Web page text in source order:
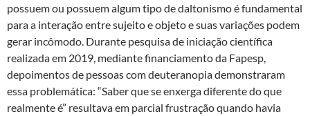
possuem ou possuem algum tipo de daltonismo é fundamental
para a interação entre sujeito e objeto e suas variações podem
gerar incômodo. Durante pesquisa de iniciação científica
realizada em 2019, mediante financiamento da Fapesp,
depoimentos de pessoas com deuteranopia demonstraram
essa problemática: “Saber que se enxerga diferente do que
realmente é” resultava em parcial frustração quando havia